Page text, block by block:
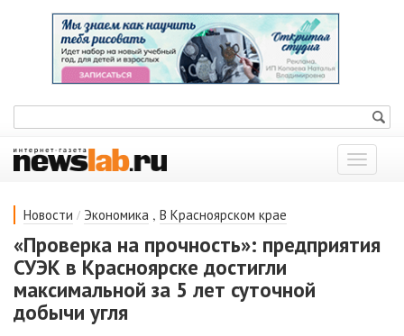
Показать
меню
Новости / Экономика , В Красноярском крае
«Проверка на прочность»: предприятия
СУЭК в Красноярске достигли
максимальной за 5 лет суточной
добычи угля